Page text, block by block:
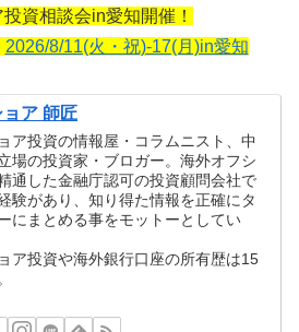
資相談会in愛知開催！
2026/8/11(火・祝)-17(月)in愛知
ア 師匠
ア投資の情報屋・コラムニスト、中
場の投資家・ブロガー。海外オフシ
通した金融庁認可の投資顧問会社で
験があり、知り得た情報を正確にタ
にまとめる事をモットーとしてい
ア投資や海外銀行口座の所有歴は15